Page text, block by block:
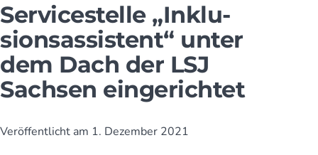
Servicestelle „Inklu­
sions­assistent“ unter
dem Dach der LSJ
Sachsen eingerichtet
Veröffentlicht am 1. Dezember 2021